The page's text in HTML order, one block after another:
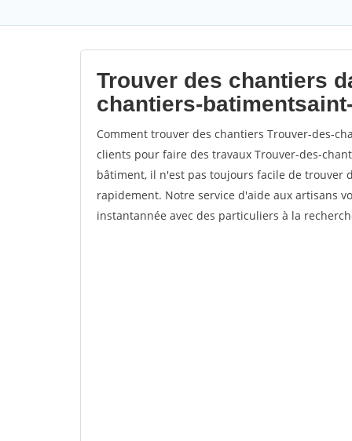
Trouver des chantiers
chantiers-
Comment trouver des chantiers Trouver-des-
clients pour faire des travaux Trouver-des-
bâtiment, il n'est pas toujours facile de trouver
rapidement. Notre service d'aide aux artisans
instantannée avec des particuliers à la